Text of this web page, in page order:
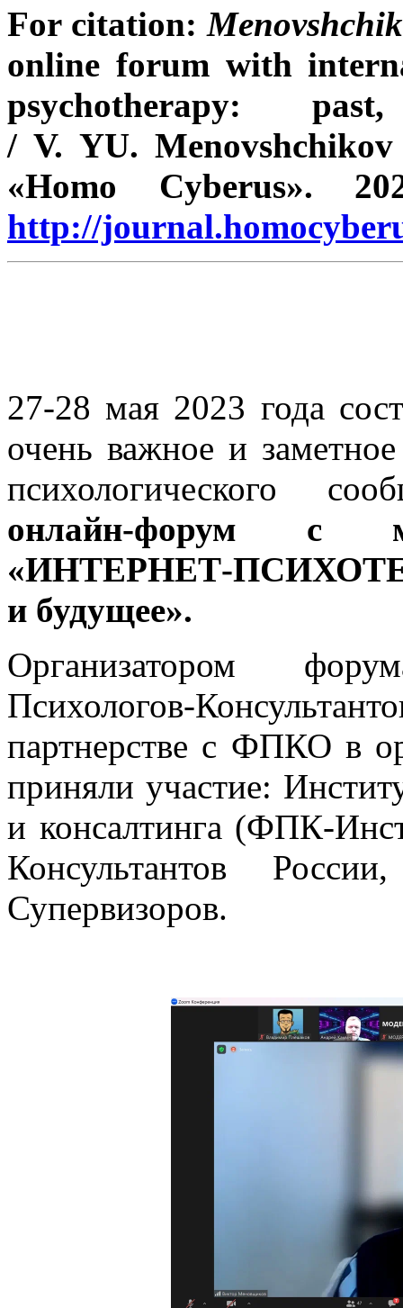
For citation:
online forum with
psychotherapy:
/ V. YU.
«Homo Cyberus».
http://
27-28 мая 2023 года
очень важное и
психологического
онлайн-форум с
«ИНТЕРНЕТ-
и будущее».
Организатором
Психологов-
партнерстве с ФПКО в
приняли участие:
и консалтинга (ФПК-
Консультантов
Супервизоров.